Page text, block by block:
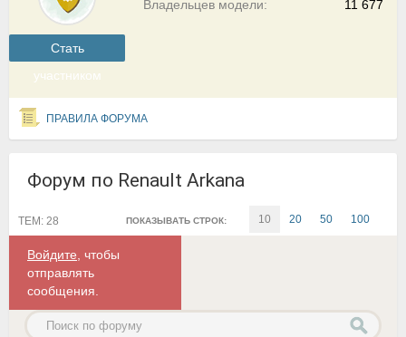
Cтать
участником
11 677
Владельцев модели:
ПРАВИЛА ФОРУМА
Форум по Renault Arkana
ПОКАЗЫВАТЬ СТРОК: 10 20 50 100
ТЕМ: 28
Войдите , чтобы
отправлять
сообщения.